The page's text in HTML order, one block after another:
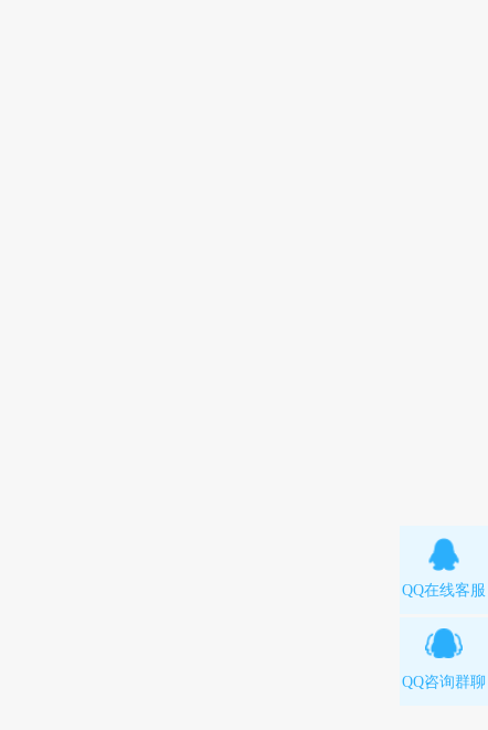
QQ在线客服
QQ咨询群聊